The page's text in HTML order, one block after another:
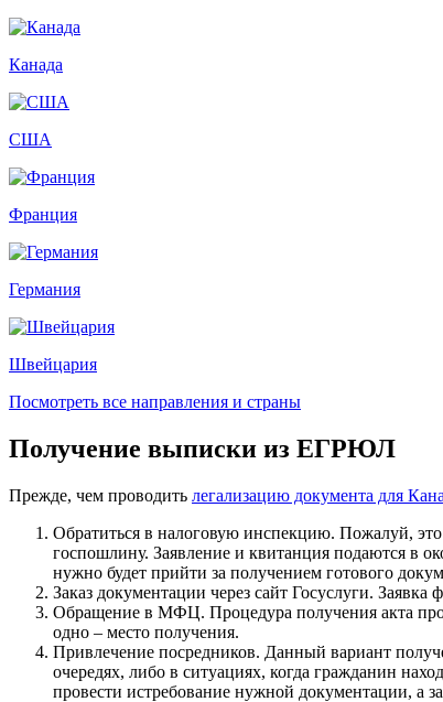
Канада
США
Франция
Германия
Швейцария
Посмотреть все направления и страны
Получение выписки из ЕГРЮЛ
Прежде, чем проводить легализацию документа для
Обратиться в налоговую инспекцию. Пожалуй, это
госпошлину. Заявление и квитанция подаются в
нужно будет прийти за получением готового
Заказ документации через сайт Госуслуги.
Обращение в МФЦ. Процедура получения акта
одно – место получения.
Привлечение посредников. Данный вариант
очередях, либо в ситуациях, когда гражданин
провести истребование нужной документации, а